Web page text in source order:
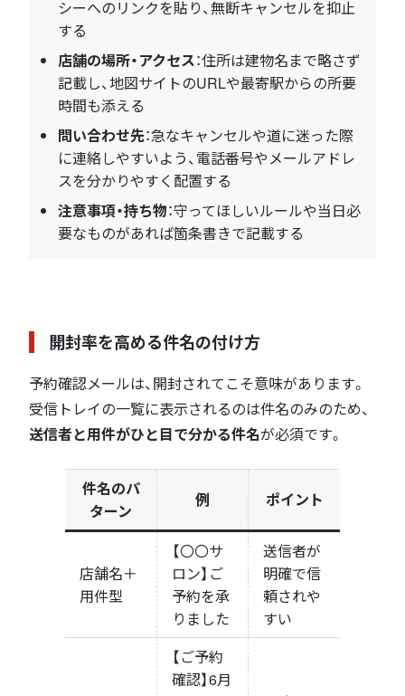
シーへのリンクを貼り、無断キャンセルを抑止
する
店舗の場所・アクセス：住所は建物名まで略さず
記載し、地図サイトのURLや最寄駅からの所要
時間も添える
問い合わせ先：急なキャンセルや道に迷った際
に連絡しやすいよう、電話番号やメールアドレ
スを分かりやすく配置する
注意事項・持ち物：守ってほしいルールや当日必
要なものがあれば箇条書きで記載する
開封率を高める件名の付け方
予約確認メールは、開封されてこそ意味があります。
受信トレイの一覧に表示されるのは件名のみのため、
送信者と用件がひと目で分かる件名が必須です。
件名のパ
ターン
例 ポイント
店舗名＋
用件型
【〇〇サ
ロン】ご
予約を承
りました
送信者が
明確で信
頼されや
すい
【ご予約
確認】6月